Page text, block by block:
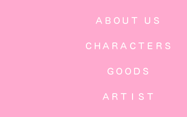
ＡＢＯＵＴ ＵＳ
ＣＨＡＲＡＣＴＥＲＳ
ＧＯＯＤＳ
ＡＲＴＩＳＴ